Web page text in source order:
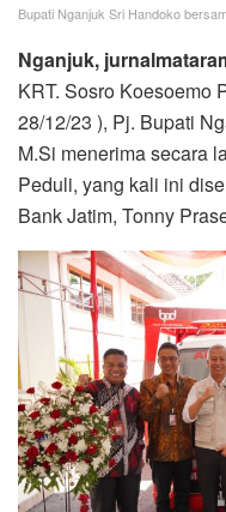
Bupati Nganjuk Sri Handoko
Nganjuk,
KRT. Sosro Koesoemo
28/12/23 ), Pj. Bupati
M.Si menerima secara
Peduli, yang kali ini
Bank Jatim, Tonny